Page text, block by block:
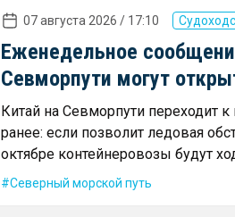
07 августа 2026 / 17:10
Еженедельное
Севморпути могут
Китай на Севморпути переходит
ранее: если позволит ледовая
октябре контейнеровозы будут
Северный морской путь